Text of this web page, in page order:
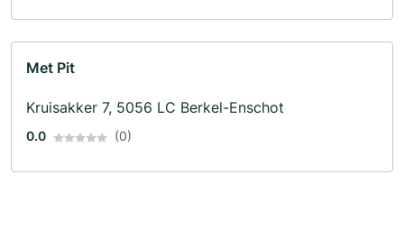
Met Pit
Kruisakker 7, 5056 LC Berkel-Enschot
0.0 (0)